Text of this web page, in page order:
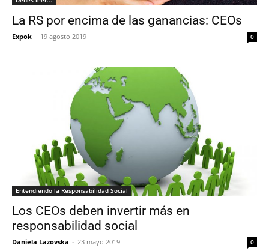
La RS por encima de las ganancias: CEOs
Expok - 19 agosto 2019 0
Entendiendo la Responsabilidad Social
Los CEOs deben invertir más en
responsabilidad social
Daniela Lazovska - 23 mayo 2019 0